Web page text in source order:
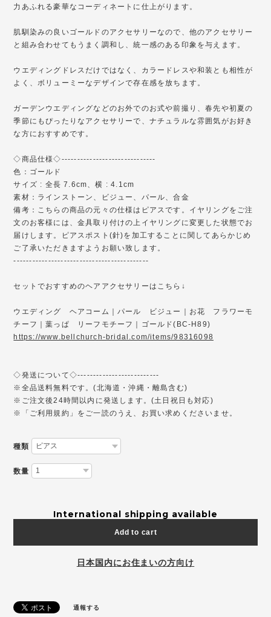
力あふれる豪華なコーディネートに仕上がります。
肌馴染みの良いゴールドのアクセサリーなので、他のアクセサリー
と組み合わせてもうまく調和し、統一感のある印象を与えます。
ウエディングドレスだけではなく、カラードレスや和装とも相性が
よく、ボリューミーなデザインで存在感を放ちます。
ガーデンウエディングなどのお外でのお式や前撮り、春先や初夏の
季節にもぴったりなアクセサリーで、ナチュラルな雰囲気がお好き
な方におすすめです。
◇商品仕様◇------------------------------
色：ゴールド
サイズ : 全長 7.6cm、横 : 4.1cm
素材：ラインストーン、ビジュー、パール、合金
備考：こちらの商品の元々の仕様はピアスです。イヤリングをご注
文のお客様には、金具取り付けの上イヤリングに変更した状態でお
届けします。ピアスポスト(針)を加工することに関してあらかじめ
ご了承いただきますようお願い致します。
-------------------------------------------
セットでおすすめのヘアアクセサリーはこちら↓
ウエディング ヘアコーム｜パール ビジュー｜お花 フラワーモ
チーフ｜葉っぱ リーフモチーフ｜ゴールド(BC-H89)
https://www.bellchurch-bridal.com/items/98316098
◇発送について◇--------------------------
※全品送料無料です。(北海道・沖縄・離島含む)
※ご注文後24時間以内に発送します。(土日祝日も対応)
※「ご利用規約」をご一読のうえ、お買い求めくださいませ。
種類
数量
International shipping available
Add to cart
日本国内にお住まいの方向け
通報する